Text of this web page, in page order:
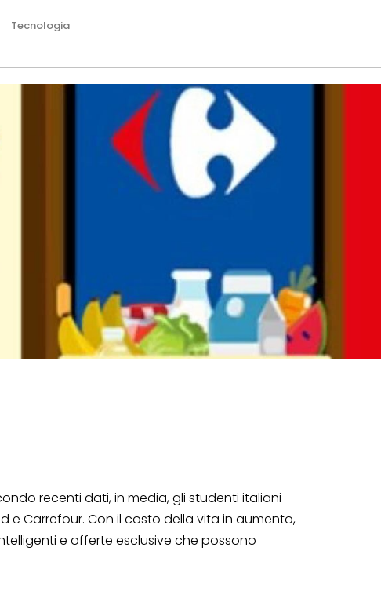
Tecnologia
recenti dati, in media, gli studenti italiani
e Carrefour. Con il costo della vita in aumento,
e offerte esclusive che possono